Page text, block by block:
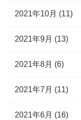
2021年10月 (11)
2021年9月 (13)
2021年8月 (6)
2021年7月 (11)
2021年6月 (16)